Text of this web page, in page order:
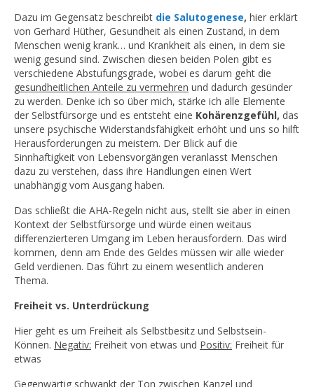
Dazu im Gegensatz beschreibt die Salutogenese, hier erklärt
von Gerhard Hüther, Gesundheit als einen Zustand, in dem
Menschen wenig krank… und Krankheit als einen, in dem sie
wenig gesund sind. Zwischen diesen beiden Polen gibt es
verschiedene Abstufungsgrade, wobei es darum geht die
gesundheitlichen Anteile zu vermehren und dadurch gesünder
zu werden. Denke ich so über mich, stärke ich alle Elemente
der Selbstfürsorge und es entsteht eine Kohärenzgefühl, das
unsere psychische Widerstandsfähigkeit erhöht und uns so hilft
Herausforderungen zu meistern. Der Blick auf die
Sinnhaftigkeit von Lebensvorgängen veranlasst Menschen
dazu zu verstehen, dass ihre Handlungen einen Wert
unabhängig vom Ausgang haben.
Das schließt die AHA-Regeln nicht aus, stellt sie aber in einen
Kontext der Selbstfürsorge und würde einen weitaus
differenzierteren Umgang im Leben herausfordern. Das wird
kommen, denn am Ende des Geldes müssen wir alle wieder
Geld verdienen. Das führt zu einem wesentlich anderen
Thema.
Freiheit vs. Unterdrückung
Hier geht es um Freiheit als Selbstbesitz und Selbstsein-
Können. Negativ: Freiheit von etwas und Positiv: Freiheit für
etwas
Gegenwärtig schwankt der Ton zwischen Kanzel und